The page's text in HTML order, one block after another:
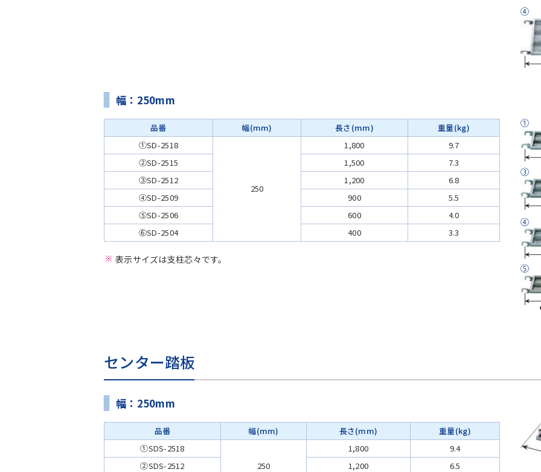
幅：250mm
品番 幅(mm) 長さ(mm)
重量(kg)
①SD-2518
250
1,800
9.7
②SD-2515
1,500
7.3
③SD-2512
1,200
6.8
④SD-2509
900
5.5
⑤SD-2506
600
4.0
⑥SD-2504
400 3.3
表示サイズは支柱芯々です。
センター踏板
幅：250mm
品番 幅(mm) 長さ(mm)
重量(kg)
①SDS-2518
250
1,800
9.4
②SDS-2512
1,200
6.5